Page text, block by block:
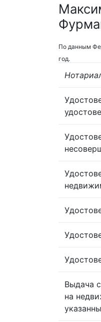
По данным
год.
Выдача
на